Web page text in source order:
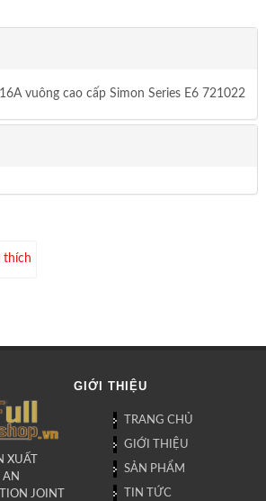
vuông cao cấp Simon Series E6 721022
thích
XUẤT
JOINT
GIỚI THIỆU
TRANG CHỦ
GIỚI THIỆU
SẢN PHẨM
TIN TỨC